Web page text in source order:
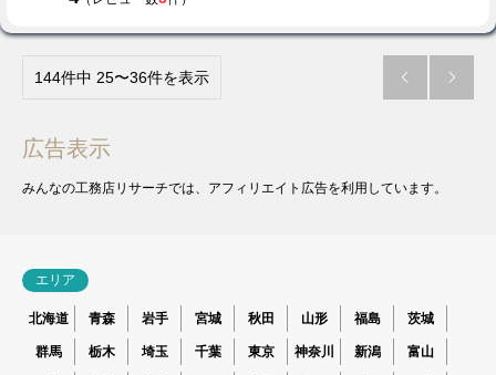
144件中 25〜36件を表示  
広告表示
みんなの工務店リサーチでは、アフィリエイト広告を利用しています。
エリア
北海道 青森 岩手 宮城 秋田 山形 福島 茨城
群馬 栃木 埼玉 千葉 東京 神奈川 新潟 富山